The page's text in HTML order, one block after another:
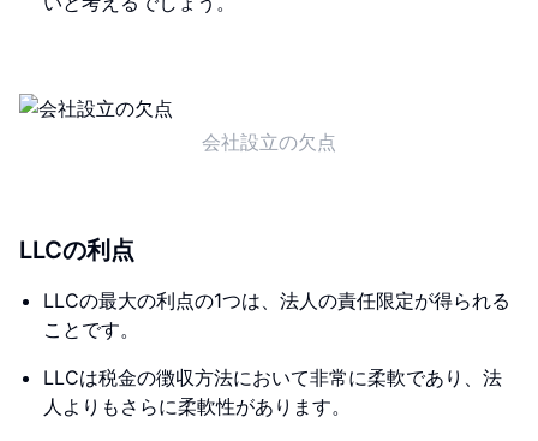
会社設立の欠点
LLCの利点
LLCの最大の利点の1つは、法人の責任限定が得られる
ことです。
LLCは税金の徴収方法において非常に柔軟であり、法
人よりもさらに柔軟性があります。